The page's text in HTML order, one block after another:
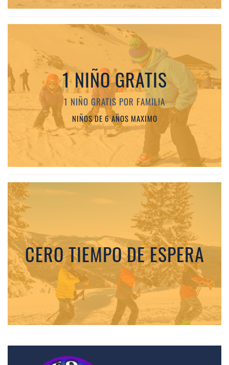
1 NIÑO GRATIS
1 NIÑO GRATIS POR FAMILIA
NIÑOS DE 6 AÑOS MAXIMO
CERO TIEMPO DE ESPERA